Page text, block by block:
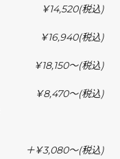
￥14,520(税込)
￥16,940(税込)
￥18,150〜(税込)
￥8,470〜(税込)
＋￥3,080〜(税込)